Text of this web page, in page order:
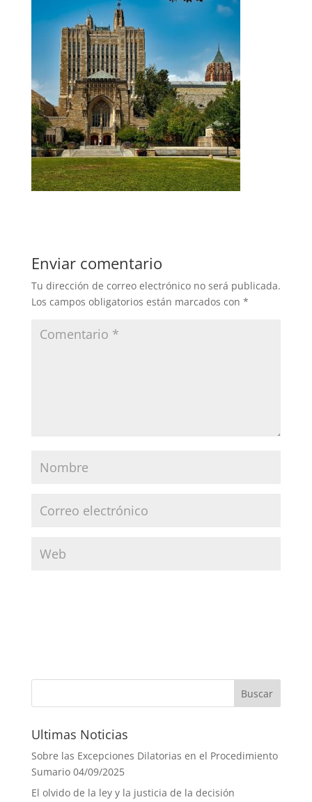
Enviar comentario
Tu dirección de correo electrónico no será publicada.
Los campos obligatorios están marcados con *
Ultimas Noticias
Sobre las Excepciones Dilatorias en el Procedimiento
Sumario 04/09/2025
El olvido de la ley y la justicia de la decisión